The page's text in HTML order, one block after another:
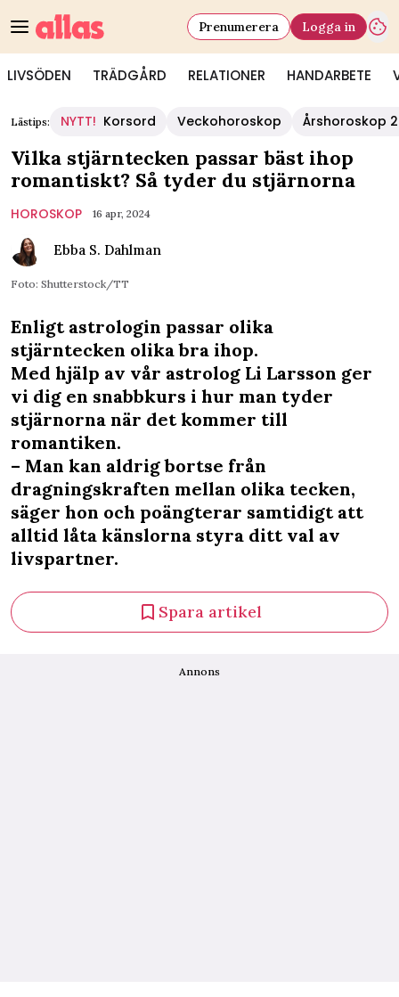
LIVSÖDEN TRÄDGÅRD RELATIONER HANDARBETE
Prenumerera Logga in
Lästips: NYTT! Korsord Veckohoroskop Årshoroskop
Vilka stjärntecken passar bäst ihop
romantiskt? Så tyder du stjärnorna
HOROSKOP 16 apr, 2024
Ebba S. Dahlman
Foto: Shutterstock/TT
Enligt astrologin passar olika
stjärntecken olika bra ihop.
Med hjälp av vår astrolog Li Larsson ger
vi dig en snabbkurs i hur man tyder
stjärnorna när det kommer till
romantiken.
– Man kan aldrig bortse från
dragningskraften mellan olika tecken,
säger hon och poängterar samtidigt att
alltid låta känslorna styra ditt val av
livspartner.
Spara artikel
Annons